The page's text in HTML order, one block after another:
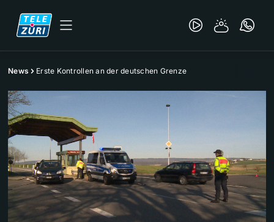
News Erste Kontrollen an der deutschen Grenze